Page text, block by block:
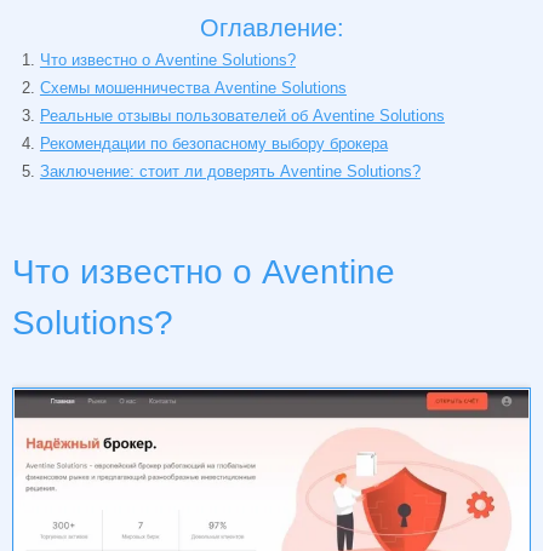
Оглавление:
Что известно о Aventine Solutions?
Схемы мошенничества Aventine Solutions
Реальные отзывы пользователей об Aventine Solutions
Рекомендации по безопасному выбору брокера
Заключение: стоит ли доверять Aventine Solutions?
Что известно о Aventine
Solutions?